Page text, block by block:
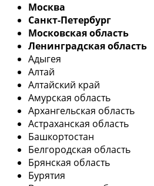
Москва
Санкт-Петербург
Московская область
Ленинградская область
Адыгея
Алтай
Алтайский край
Амурская область
Архангельская область
Астраханская область
Башкортостан
Белгородская область
Брянская область
Бурятия